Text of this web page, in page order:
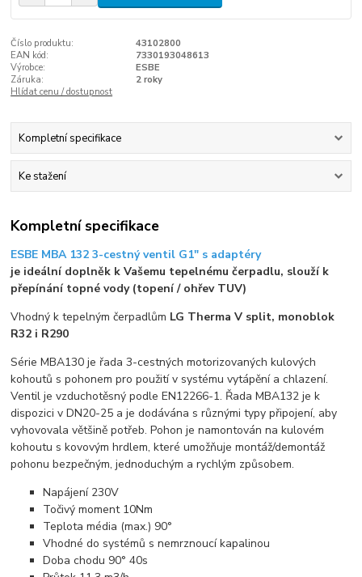
Číslo produktu:
43102800
EAN kód:
7330193048613
Výrobce:
ESBE
Záruka:
2 roky
Hlídat cenu / dostupnost
Kompletní specifikace
Ke stažení
Kompletní specifikace
ESBE MBA 132 3-cestný ventil G1" s adaptéry
je ideální doplněk k Vašemu tepelnému čerpadlu, slouží k
přepínání topné vody (topení / ohřev TUV)
Vhodný k tepelným čerpadlům LG Therma V split, monoblok
R32 i R290
Série MBA130 je řada 3-cestných motorizovaných kulových
kohoutů s pohonem pro použití v systému vytápění a chlazení.
Ventil je vzduchotěsný podle EN12266-1. Řada MBA132 je k
dispozici v DN20-25 a je dodávána s různými typy připojení, aby
vyhovovala většině potřeb. Pohon je namontován na kulovém
kohoutu s kovovým hrdlem, které umožňuje montáž/demontáž
pohonu bezpečným, jednoduchým a rychlým způsobem.
Napájení 230V
Točivý moment 10Nm
Teplota média (max.) 90°
Vhodné do systémů s nemrznoucí kapalinou
Doba chodu 90° 40s